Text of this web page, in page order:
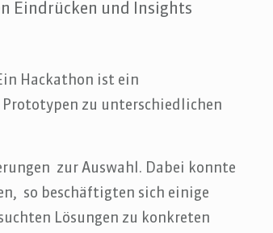
Eindrücken und Insights
Hackathon ist ein
Prototypen zu unterschiedlichen
zur Auswahl. Dabei konnte
so beschäftigten sich einige
Lösungen zu konkreten